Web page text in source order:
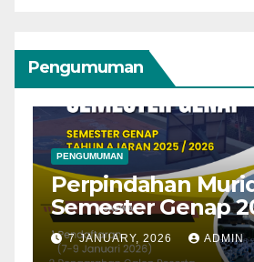
Pengumuman
PENGUMUMAN
Pembagian
Kelas 9
12 JULY, 2025